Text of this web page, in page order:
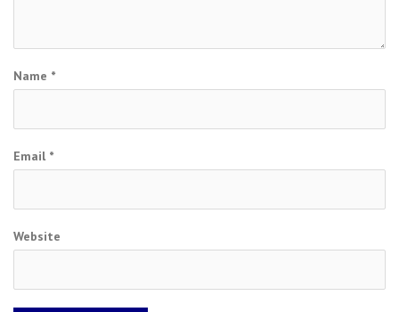
Name *
Email *
Website